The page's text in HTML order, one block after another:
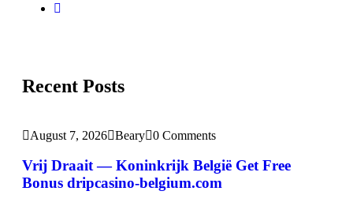
Recent Posts
August 7, 2026 Beary 0 Comments
Vrij Draait — Koninkrijk België Get Free
Bonus dripcasino-belgium.com